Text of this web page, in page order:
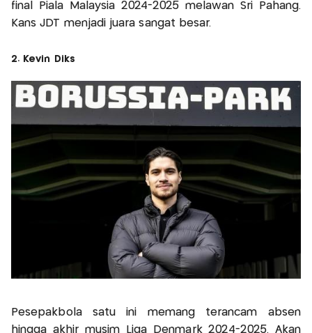
final Piala Malaysia 2024-2025 melawan Sri Pahang.
Kans JDT menjadi juara sangat besar.
2. Kevin Diks
Pesepakbola satu ini memang terancam absen
hingga akhir musim Liga Denmark 2024-2025. Akan